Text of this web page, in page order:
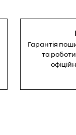
Гарантія
та роботи